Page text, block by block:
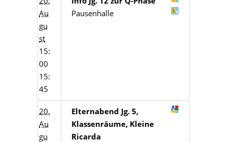
Au
gu
st
15:
00
15:
45
Pausenhalle
20.
Au
gu
Elternabend Jg. 5,
Klassenräume, Kleine
Ricarda